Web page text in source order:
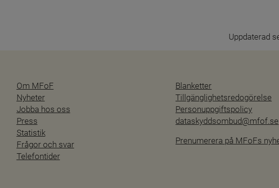
Uppdaterad
Om MFoF
Nyheter
Jobba hos oss
Press
Statistik
Frågor och svar
Telefontider
Blanketter
Tillgänglighetsredogörelse
Personuppgiftspolicy
dataskyddsombud@mfof.se
Prenumerera på MFoFs